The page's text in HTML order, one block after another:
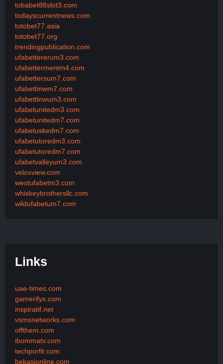
tobabet88slot3.com
todayscurrentnews.com
totobet77.asia
totobet77.org
trendingpublication.com
ufabettererum3.com
ufabettermentm4.com
ufabettersum7.com
ufabettinwm7.com
ufabettinwum3.com
ufabetunitedm3.com
ufabetunitedm7.com
ufabetuskedm7.com
ufabetutoredm3.com
ufabetutoredm7.com
ufabetvalleyum3.com
veloxview.com
westufabetm3.com
whiskeybrothersllc.com
wildufabetum7.com
Links
uae-times.com
gamerifys.com
inspiratif.net
vsmsnetworks.com
offthem.com
ibommatv.com
techporfit.com
bekasionline.com